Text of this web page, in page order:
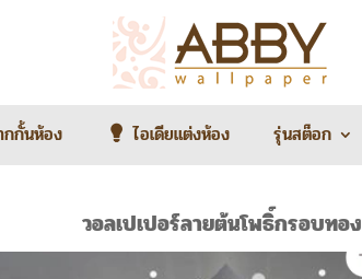
กกั้นห้อง ไอเดียแต่งห้อง รุ่นสต็อก
วอลเปเปอร์ลายต้นโพธิ์กรอบทอง